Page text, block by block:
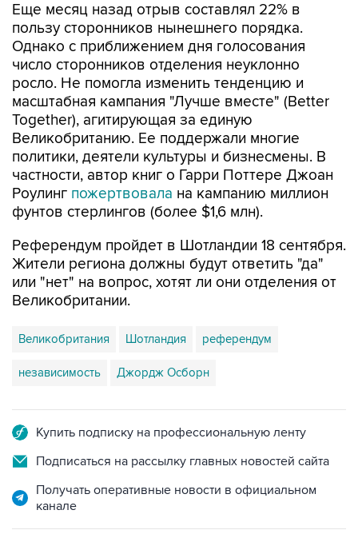
Еще месяц назад отрыв составлял 22% в
пользу сторонников нынешнего порядка.
Однако с приближением дня голосования
число сторонников отделения неуклонно
росло. Не помогла изменить тенденцию и
масштабная кампания "Лучше вместе" (Better
Together), агитирующая за единую
Великобританию. Ее поддержали многие
политики, деятели культуры и бизнесмены. В
частности, автор книг о Гарри Поттере Джоан
Роулинг пожертвовала на кампанию миллион
фунтов стерлингов (более $1,6 млн).
Референдум пройдет в Шотландии 18 сентября.
Жители региона должны будут ответить "да"
или "нет" на вопрос, хотят ли они отделения от
Великобритании.
Великобритания Шотландия референдум
независимость Джордж Осборн
Купить подписку на профессиональную ленту
Подписаться на рассылку главных новостей сайта
Получать оперативные новости в официальном
канале